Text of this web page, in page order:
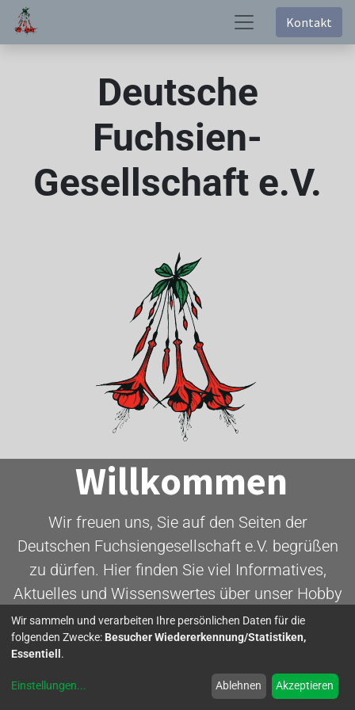
Kontakt
Deutsche
Fuchsien-
Gesellschaft e.V.
Willkommen
Wir freuen uns, Sie auf den Seiten der
Deutschen Fuchsiengesellschaft e.V. begrüßen
zu dürfen. Hier finden Sie viel Informatives,
Aktuelles und Wissenswertes über unser Hobby
- die Fuchsie.
Wir sammeln und verarbeiten Ihre persönlichen Daten für die
folgenden Zwecke: Besucher Wiedererkennung/Statistiken,
Essentiell .
Einstellungen... Ablehnen Akzeptieren